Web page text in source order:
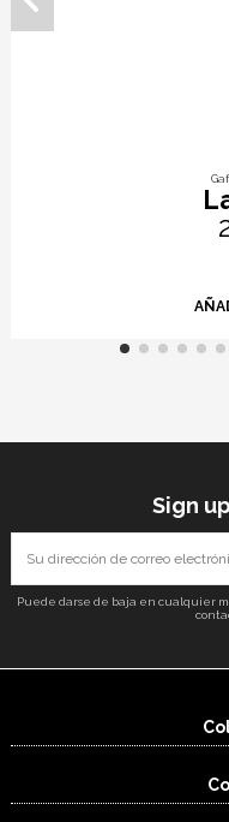
Sign
Puede darse de baja en cualquier